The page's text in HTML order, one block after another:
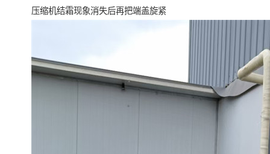
压缩机结霜现象消失后再把端盖旋紧